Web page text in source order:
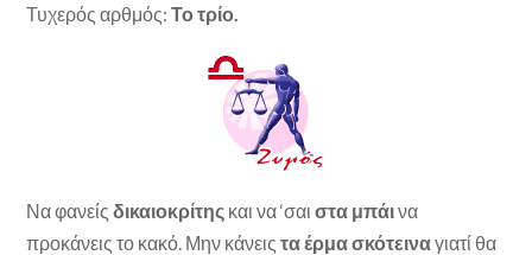
Τυχερός αρθμός:Το τρίο.
Να φανείςδικαιοκρίτης και να ‘σαιστα μπάινα
προκάνεις το κακό. Μην κάνειςτα έρμα σκότειναγιατί θα